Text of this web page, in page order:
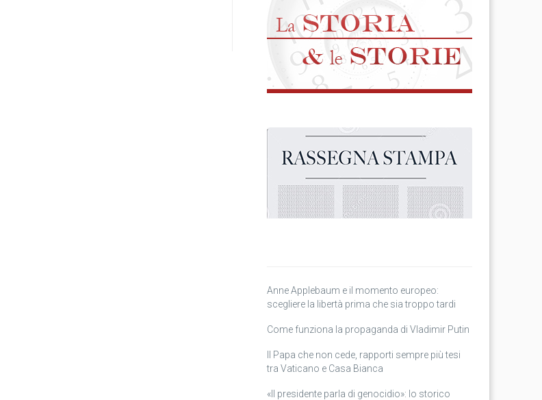
Anne Applebaum e il momento europeo:
scegliere la libertà prima che sia troppo tardi
Come funziona la propaganda di Vladimir Putin
Il Papa che non cede, rapporti sempre più tesi
tra Vaticano e Casa Bianca
«Il presidente parla di genocidio»: lo storico